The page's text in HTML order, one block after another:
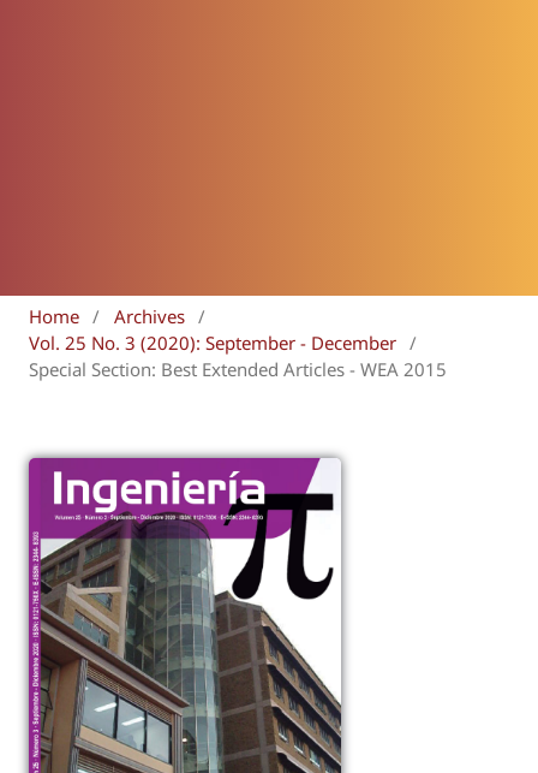
Home / Archives /
Vol. 25 No. 3 (2020): September - December /
Special Section: Best Extended Articles - WEA 2015